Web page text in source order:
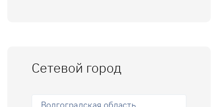
Сетевой город